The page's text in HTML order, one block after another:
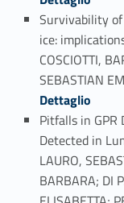
Survivability
ice:
COSCIOTTI,
SEBASTIAN
Dettaglio
Pitfalls in
Detected in
LAURO,
BARBARA; DI